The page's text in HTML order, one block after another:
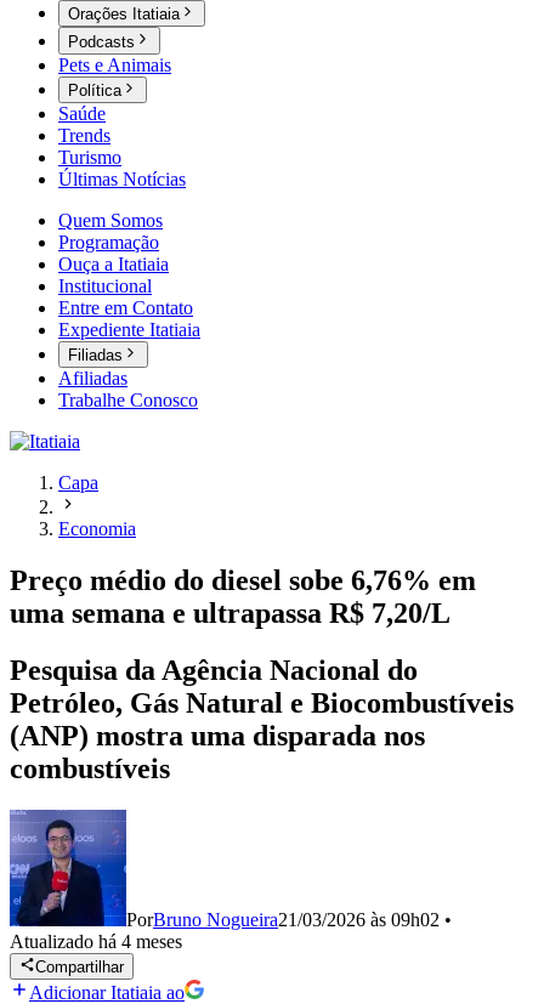
Orações Itatiaia
Podcasts
Pets e Animais
Política
Saúde
Trends
Turismo
Últimas Notícias
Quem Somos
Programação
Ouça a Itatiaia
Institucional
Entre em Contato
Expediente Itatiaia
Filiadas
Afiliadas
Trabalhe Conosco
Capa
Economia
Preço médio do diesel sobe 6,76% em
uma semana e ultrapassa R$ 7,20/L
Pesquisa da Agência Nacional do
Petróleo, Gás Natural e Biocombustíveis
(ANP) mostra uma disparada nos
combustíveis
PorBruno Nogueira21/03/2026 às 09h02 •
Atualizado há 4 meses
Compartilhar
Adicionar Itatiaia ao